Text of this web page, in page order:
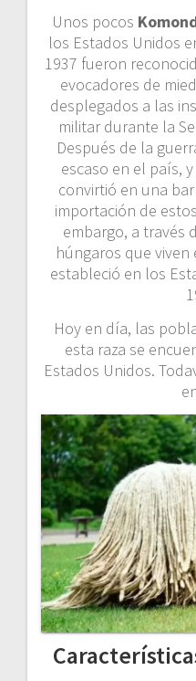
Unos pocos
los Estados Unidos
1937 fueron
evocadores de
desplegados a las
militar durante la
Después de la
escaso en el país,
convirtió en una
importación de
embargo, a través
húngaros que viven
estableció en los
Hoy en día, las
esta raza se
Estados Unidos.